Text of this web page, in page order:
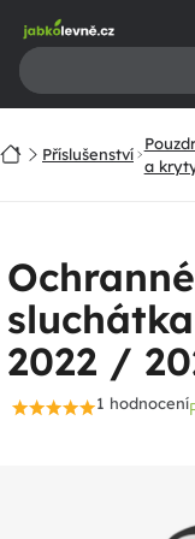
obsah
DomůPříslušenství
a
2022 /
Průměrné
1 hodnocení